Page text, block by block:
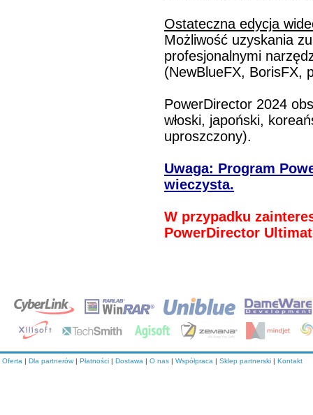
Ostateczna edycja
Możliwość uzyskania
profesjonalnymi
(NewBlueFX, BorisFX,
PowerDirector 2024
włoski, japoński,
uproszczony).
Uwaga: Program
wieczysta.
W przypadku
PowerDirector
Oferta | Dla partnerów | Płatności | Dostawa | O nas | Współpraca | Sklep partnerski | Kontakt